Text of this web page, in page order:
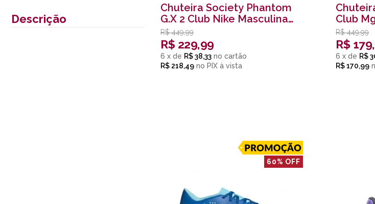
Descrição
Chuteira Society Phantom
G.X 2 Club Nike Masculina
Branco
R$ 449,99
R$ 229,99
6 x de R$ 38,33
R$ 218,49 no PIX
Club
Preto
R$ 449,99
R$
6 x de R$
R$ 170,99
60% OFF